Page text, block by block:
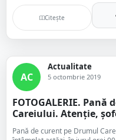
Citește
AC
Actualitate
5 octombrie 2019
FOTOGALERIE.
Careiului. Atenție,
Pană de curent pe Drumul